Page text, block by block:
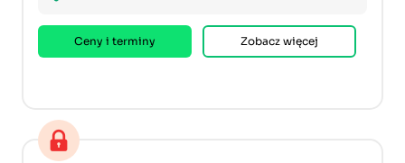
Ceny i terminy Zobacz więcej